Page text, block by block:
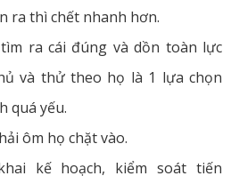
ra thì chết nhanh hơn.
ra cái đúng và dồn toàn lực
và thử theo họ là 1 lựa chọn
quá yếu.
ôm họ chặt vào.
kế hoạch, kiểm soát tiến